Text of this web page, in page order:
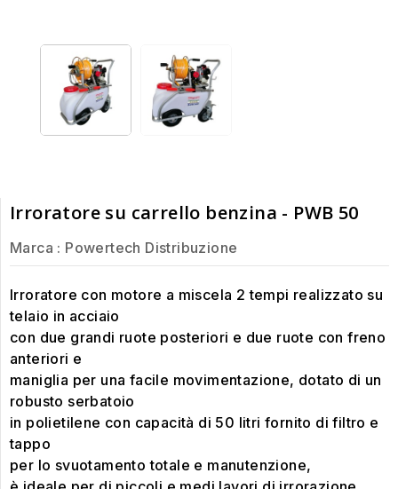
Irroratore su carrello benzina - PWB 50
Marca : Powertech Distribuzione
Irroratore con motore a miscela 2 tempi realizzato su
telaio in acciaio
con due grandi ruote posteriori e due ruote con freno
anteriori e
maniglia per una facile movimentazione, dotato di un
robusto serbatoio
in polietilene con capacità di 50 litri fornito di filtro e
tappo
per lo svuotamento totale e manutenzione,